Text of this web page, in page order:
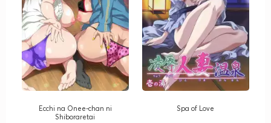
Ecchi na Onee-chan ni
Shiboraretai
Spa of Love